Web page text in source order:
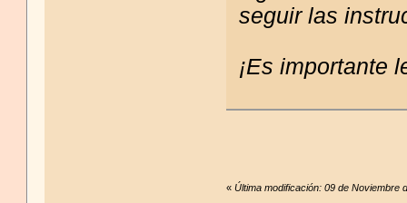
seguir las
¡Es importante
«Última modificación: 09 de Noviembre